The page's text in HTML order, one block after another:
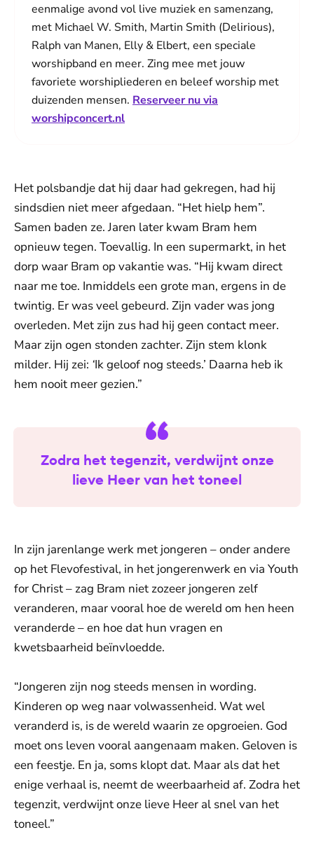
eenmalige avond vol live muziek en samenzang,
met Michael W. Smith, Martin Smith (Delirious),
Ralph van Manen, Elly & Elbert, een speciale
worshipband en meer. Zing mee met jouw
favoriete worshipliederen en beleef worship met
duizenden mensen. Reserveer nu via
worshipconcert.nl
Het polsbandje dat hij daar had gekregen, had hij
sindsdien niet meer afgedaan. “Het hielp hem”.
Samen baden ze. Jaren later kwam Bram hem
opnieuw tegen. Toevallig. In een supermarkt, in het
dorp waar Bram op vakantie was. “Hij kwam direct
naar me toe. Inmiddels een grote man, ergens in de
twintig. Er was veel gebeurd. Zijn vader was jong
overleden. Met zijn zus had hij geen contact meer.
Maar zijn ogen stonden zachter. Zijn stem klonk
milder. Hij zei: ‘Ik geloof nog steeds.’ Daarna heb ik
hem nooit meer gezien.”
Zodra het tegenzit, verdwijnt onze
lieve Heer van het toneel
In zijn jarenlange werk met jongeren – onder andere
op het Flevofestival, in het jongerenwerk en via Youth
for Christ – zag Bram niet zozeer jongeren zelf
veranderen, maar vooral hoe de wereld om hen heen
veranderde – en hoe dat hun vragen en
kwetsbaarheid beïnvloedde.
“Jongeren zijn nog steeds mensen in wording.
Kinderen op weg naar volwassenheid. Wat wel
veranderd is, is de wereld waarin ze opgroeien. God
moet ons leven vooral aangenaam maken. Geloven is
een feestje. En ja, soms klopt dat. Maar als dat het
enige verhaal is, neemt de weerbaarheid af. Zodra het
tegenzit, verdwijnt onze lieve Heer al snel van het
toneel.”